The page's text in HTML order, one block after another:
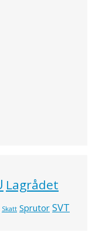
Lagrådet
Skatt Sprutor SVT